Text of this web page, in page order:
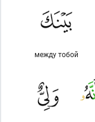
между тобой